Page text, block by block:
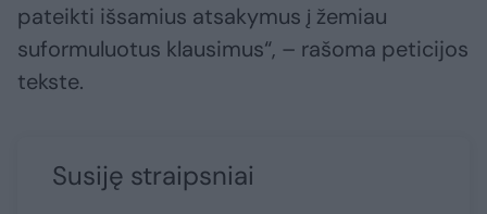
pateikti išsamius atsakymus į žemiau
suformuluotus klausimus“, – rašoma peticijos
tekste.
Susiję straipsniai